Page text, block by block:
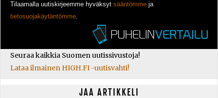
Tilaamalla uutiskirjeemme hyväksyt sääntömme ja
tietosuojakäytäntömme.
Seuraa kaikkia Suomen uutissivustoja!
Lataa ilmainen HIGH.FI -uutisvahti!
JAA ARTIKKELI